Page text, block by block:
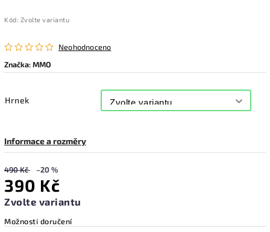
Kód: Zvolte variantu
Neohodnoceno
Značka:MMO
Hrnek
Informace a rozměry
490 Kč –20 %
390 Kč
Zvolte variantu
Možnosti doručení